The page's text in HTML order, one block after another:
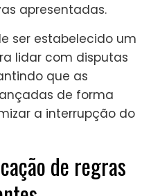
apresentadas.
ser estabelecido um
lidar com disputas
que as
de forma
a interrupção do
de regras